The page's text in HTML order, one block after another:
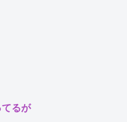
るが